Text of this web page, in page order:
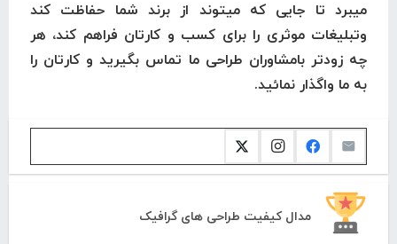
میبرد تا جایی که میتوند از برند شما حفاظت کند
وتبلیغات موثری را برای کسب و کارتان فراهم کند، هر
چه زودتر بامشاوران طراحی ما تماس بگیرید و کارتان را
به ما واگذار نمائید.
مدال کیفیت طراحی های گرافیک